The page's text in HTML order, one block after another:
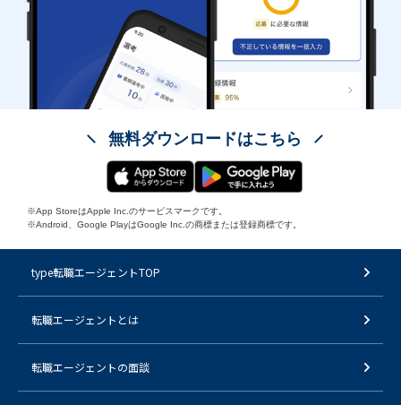
無料ダウンロードはこちら
※App StoreはApple Inc.のサービスマークです。
※Android、Google PlayはGoogle Inc.の商標または登録商標です。
type転職エージェントTOP
転職エージェントとは
転職エージェントの面談